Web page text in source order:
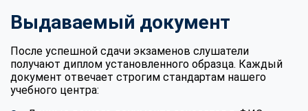
Выдаваемый документ
После успешной сдачи экзаменов слушатели
получают диплом установленного образца. Каждый
документ отвечает строгим стандартам нашего
учебного центра: